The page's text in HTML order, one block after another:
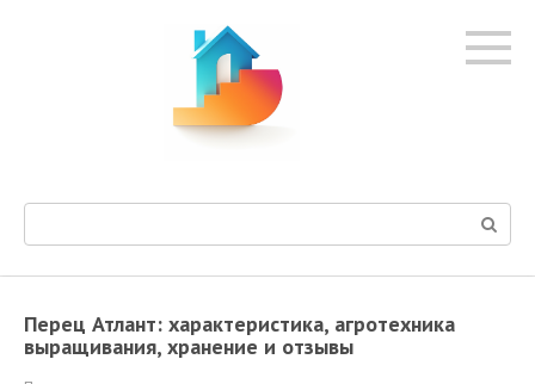
Перец Атлант: характеристика, агротехника
выращивания, хранение и отзывы